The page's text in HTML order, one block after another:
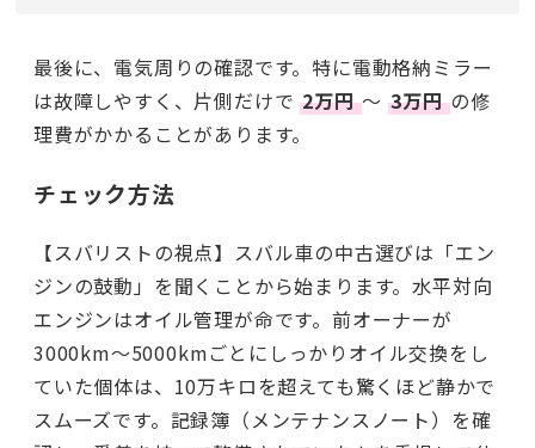
最後に、電気周りの確認です。特に電動格納ミラー
は故障しやすく、片側だけで2万円〜3万円の修
理費がかかることがあります。
チェック方法
【スバリストの視点】スバル車の中古選びは「エン
ジンの鼓動」を聞くことから始まります。水平対向
エンジンはオイル管理が命です。前オーナーが
3000km〜5000kmごとにしっかりオイル交換をし
ていた個体は、10万キロを超えても驚くほど静かで
スムーズです。記録簿（メンテナンスノート）を確